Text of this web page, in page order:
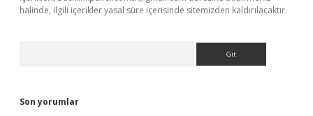
halinde, ilgili içerikler yasal süre içerisinde sitemizden kaldırılacaktır.
Son yorumlar